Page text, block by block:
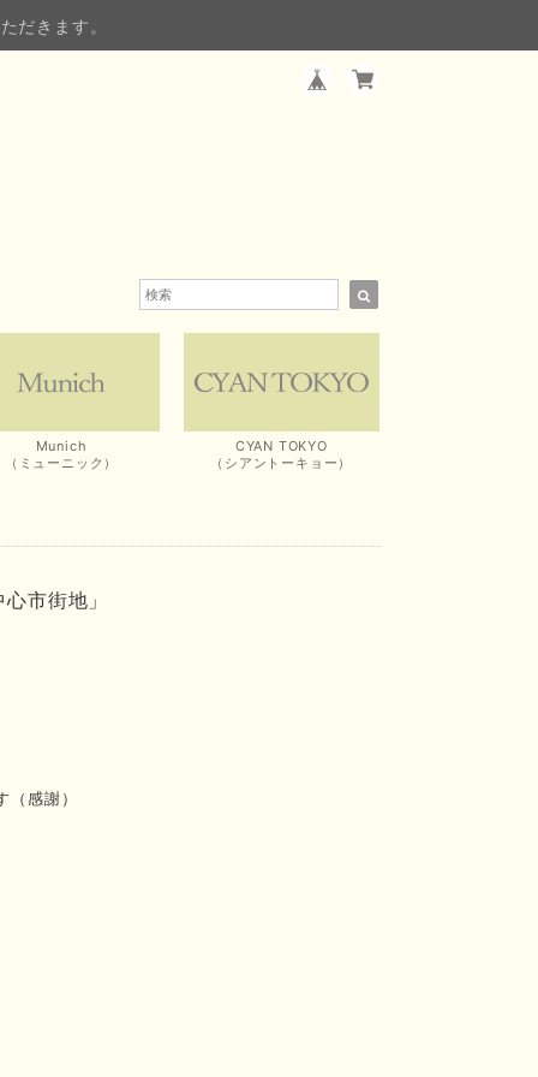
だきます。
Munich
（ミューニック）
CYAN TOKYO
（シアントーキョー）
市街地」
感謝）